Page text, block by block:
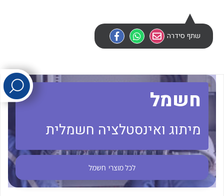
לכל מוצרי היצרן
לכל מוצרי היצרן לכל מוצרי היצרן
שתף סידרה
חשמל
מיתוג ואינסטלציה חשמלית
לכל מוצרי חשמל